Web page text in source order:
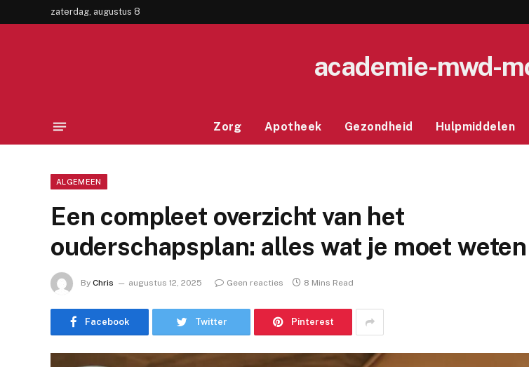
zaterdag, augustus 8
academie-mwd-
Zorg Apotheek Gezondheid Hulpmiddelen
ALGEMEEN
Een compleet overzicht van het
ouderschapsplan: alles wat je moet weten
By Chris augustus 12, 2025 Geen reacties 8 Mins Read
Facebook Twitter Pinterest